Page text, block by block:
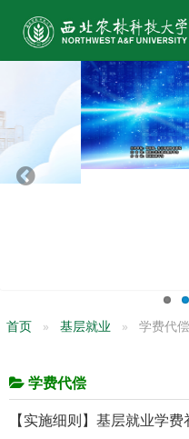
首页 基层就业 学费代偿
学费代偿